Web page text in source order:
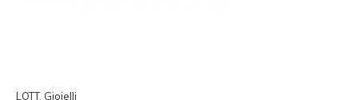
LOTT. Gioielli